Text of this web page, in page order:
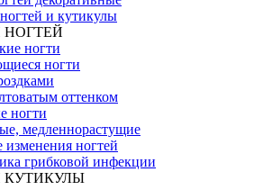
и кутикулы
НОГТЕЙ
ногти
ногти
оттенком
ногти
медленнорастущие
изменения ногтей
грибковой инфекции
КУТИКУЛЫ